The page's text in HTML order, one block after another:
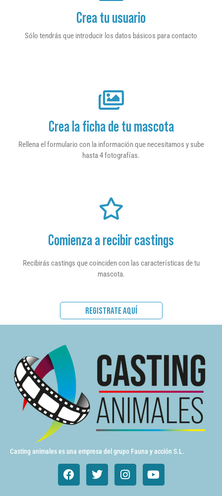
Crea tu usuario
Sólo tendrás que introducir los datos básicos para contacto
Crea la ficha de tu mascota
Rellena el formulario con la información que necesitamos y sube
hasta 4 fotografías.
Comienza a recibir castings
Recibirás castings que coinciden con las características de tu
mascota.
REGISTRATE AQUÍ
Casting animales es una empresa del grupo Fauna y acción S.L.